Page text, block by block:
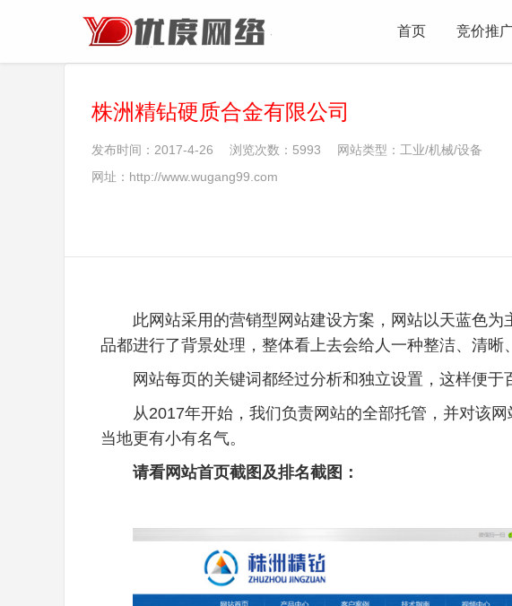
首页 竞价推
株洲精钻硬质合金有限公司
发布时间：2017-4-26 浏览次数：5993 网站类型：工业/机械/设备
网址：http://www.wugang99.com
此网站采用的营销型网站建设方案，网站以天蓝色
品都进行了背景处理，整体看上去会给人一种整洁、清
网站每页的关键词都经过分析和独立设置，这样便于
从2017年开始，我们负责网站的全部托管，并对该
当地更有小有名气。
请看网站首页截图及排名截图：